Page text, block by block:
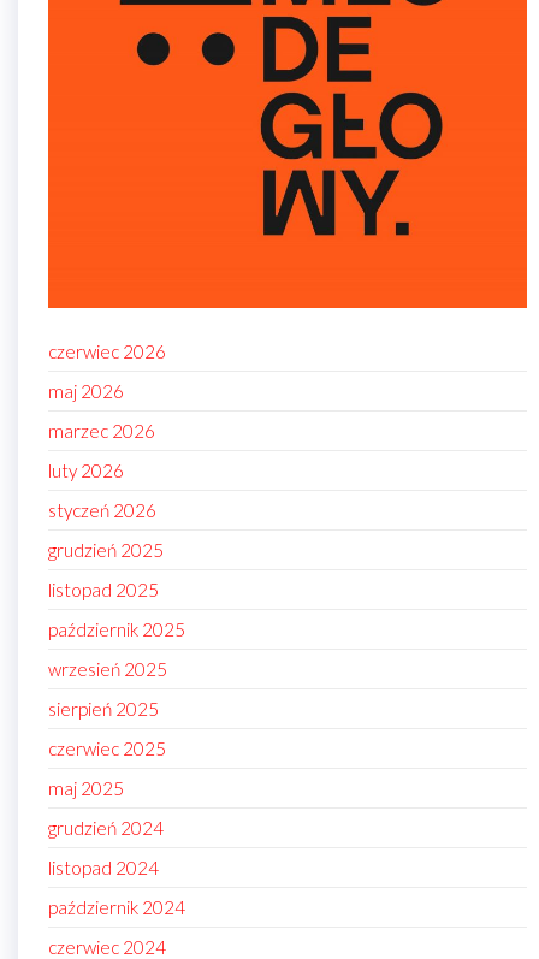
czerwiec 2026
maj 2026
marzec 2026
luty 2026
styczeń 2026
grudzień 2025
listopad 2025
październik 2025
wrzesień 2025
sierpień 2025
czerwiec 2025
maj 2025
grudzień 2024
listopad 2024
październik 2024
czerwiec 2024